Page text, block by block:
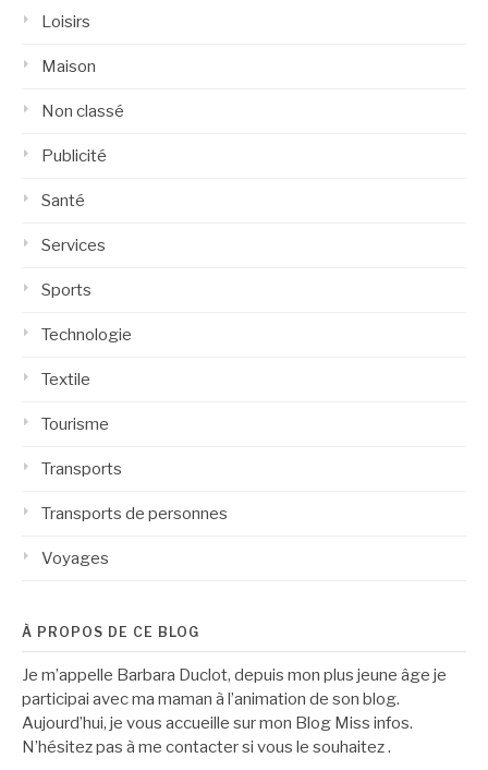
Loisirs
Maison
Non classé
Publicité
Santé
Services
Sports
Technologie
Textile
Tourisme
Transports
Transports de personnes
Voyages
À PROPOS DE CE BLOG
Je m’appelle Barbara Duclot, depuis mon plus jeune âge je
participai avec ma maman à l’animation de son blog.
Aujourd’hui, je vous accueille sur mon Blog Miss infos.
N’hésitez pas à me contacter si vous le souhaitez .